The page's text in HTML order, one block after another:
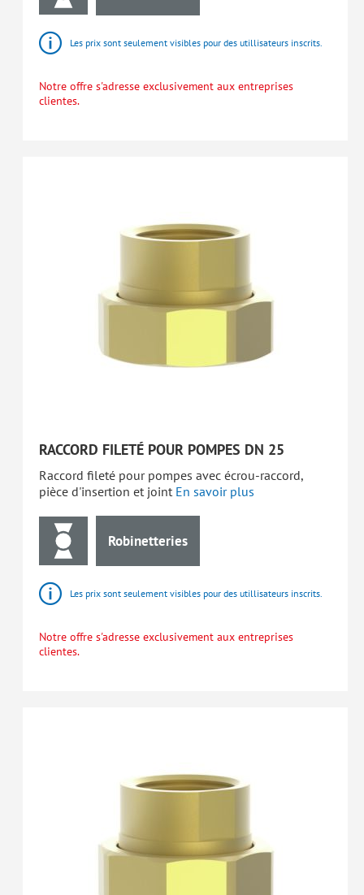
Les prix sont seulement visibles pour des utillisateurs inscrits.
Notre offre s'adresse exclusivement aux entreprises
clientes.
RACCORD FILETÉ POUR POMPES DN 25
Raccord fileté pour pompes avec écrou-raccord,
pièce d'insertion et joint En savoir plus
Robinetteries
Les prix sont seulement visibles pour des utillisateurs inscrits.
Notre offre s'adresse exclusivement aux entreprises
clientes.